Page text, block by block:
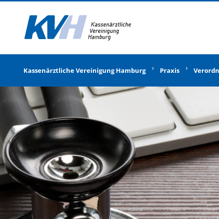
Kassenärztliche Vereinigung Hamburg Praxis